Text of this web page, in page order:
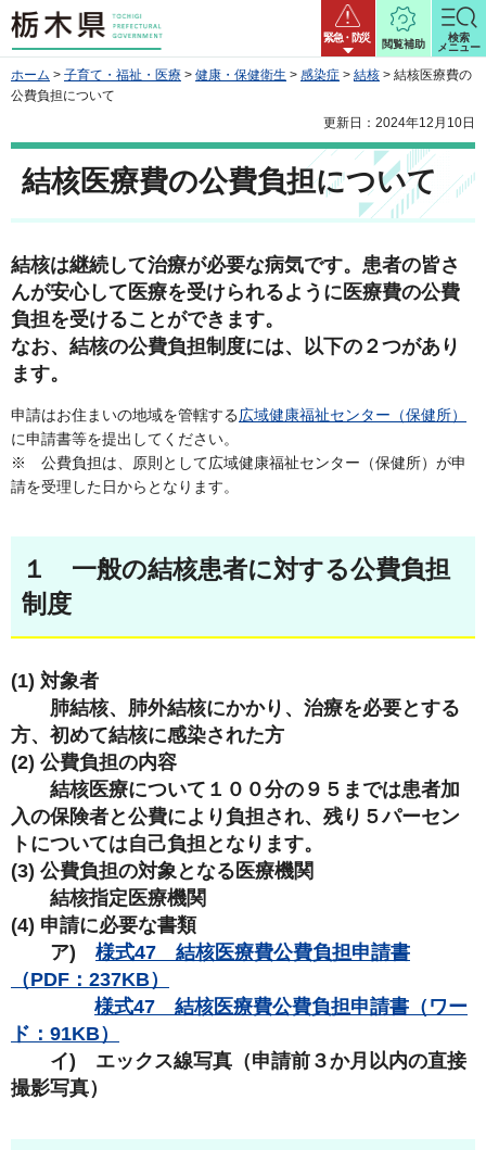
栃木県 緊急・防災
閲覧補助
検索
メニュー
ホーム > 子育て・福祉・医療 > 健康・保健衛生 > 感染症 > 結核 > 結核医療費の
公費負担について
更新日：2024年12月10日
結核医療費の公費負担について
結核は継続して治療が必要な病気です。患者の皆さ
んが安心して医療を受けられるように医療費の公費
負担を受けることができます。
なお、結核の公費負担制度には、以下の２つがあり
ます。
申請はお住まいの地域を管轄する広域健康福祉センター（保健所）
に申請書等を提出してください。
※ 公費負担は、原則として広域健康福祉センター（保健所）が申
請を受理した日からとなります。
１ 一般の結核患者に対する公費負担
制度
(1) 対象者
肺結核、肺外結核にかかり、治療を必要とする
方、初めて結核に感染された方
(2) 公費負担の内容
結核医療について１００分の９５までは患者加
入の保険者と公費により負担され、残り５パーセン
トについては自己負担となります。
(3) 公費負担の対象となる医療機関
結核指定医療機関
(4) 申請に必要な書類
ア) 様式47 結核医療費公費負担申請書
（PDF：237KB）
様式47 結核医療費公費負担申請書（ワー
ド：91KB）
イ) エックス線写真（申請前３か月以内の直接
撮影写真）